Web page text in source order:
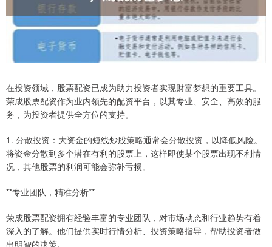
在投资领域，股票配资已成为助力投资者实现财富梦想的重要工具。
荣成股票配资作为业内领先的配资平台，以其专业、安全、高效的服
务，为投资者提供全方位的支持。
1. 分散投资：大资金的短线炒股策略通常会分散投资，以降低风险。
将资金分散到多个潜在有利的股票上，这样即使某个股票出现不利情
况，其他股票的利润可能会弥补亏损。
**专业团队，精准分析**
荣成股票配资拥有经验丰富的专业团队，对市场动态和行业趋势有着
深入的了解。他们提供实时行情分析、投资策略指导，帮助投资者做
出明智的决策。